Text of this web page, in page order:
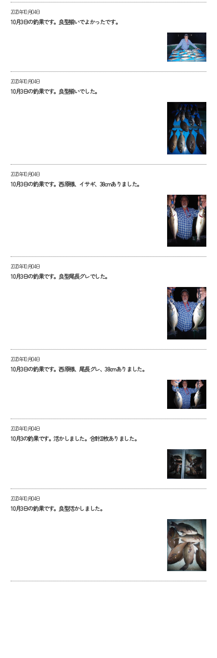
2020年10月04日
10月3日の釣果です。良型揃いでよかったです。
2020年10月04日
10月3日の釣果です。良型揃いでした。
2020年10月04日
10月3日の釣果です。西原様、イサギ、38cmありました。
2020年10月04日
10月3日の釣果です。良型尾長グレでした。
2020年10月04日
10月3日の釣果です。西原様、尾長グレ、38cmありました。
2020年10月04日
10月3の釣果です。活かしました。合計22枚ありました。
2020年10月04日
10月3日の釣果です。良型活かしました。